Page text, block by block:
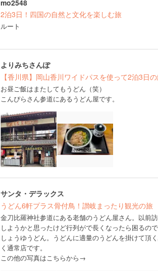
mo2548
2泊3日！四国の自然と文化を楽しむ旅
ルート
よりみちさんぽ
【香川県】岡山香川ワイドパスを使って2泊3日
お昼ご飯はまたしてもうどん（笑）
こんぴらさん参道にあるうどん屋です。
サンタ・デラックス
うどん6軒プラス骨付鳥！讃岐まったり観光の旅
金刀比羅神社参道にある老舗のうどん屋さん。以前
しようかと思ったけど行列がで長くなったら困るの
しょうゆうどん。うどんに適量のうどんを掛けて頂
く通常店です。
この他の写真はこちらから→